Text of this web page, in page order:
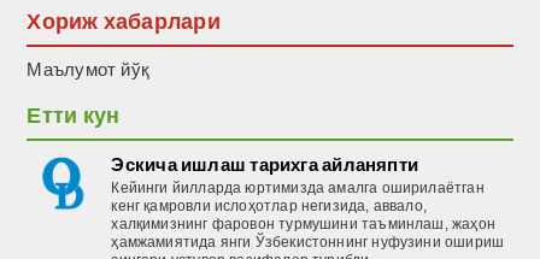
Хориж хабарлари
Маълумот йўқ
Етти кун
Эскича ишлаш тарихга айланяпти
Кейинги йилларда юртимизда амалга оширилаётган
кенг қамровли ислоҳотлар негизида, аввало,
халқимизнинг фаровон турмушини таъминлаш, жаҳон
ҳамжамиятида янги Ўзбекистоннинг нуфузини ошириш